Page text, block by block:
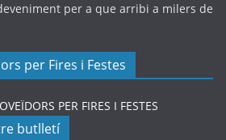
per a que arribi a milers de
per Fires i Festes
butlletí